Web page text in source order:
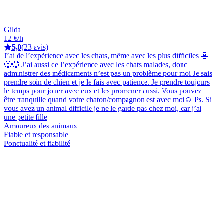
Gilda
12 €/h
5,0(23 avis)
J’ai de l’expérience avec les chats, même avec les plus difficiles 😬
😅😂 J’ai aussi de l’expérience avec les chats malades, donc
administrer des médicaments n’est pas un problème pour moi Je sais
prendre soin de chien et je le fais avec patience. Je prendre toujours
le temps pour jouer avec eux et les promener aussi. Vous pouvez
être tranquille quand votre chaton/compagnon est avec moi☺️ Ps. Si
vous avez un animal difficile je ne le garde pas chez moi, car j’ai
une petite fille
Amoureux des animaux
Fiable et responsable
Ponctualité et fiabilité